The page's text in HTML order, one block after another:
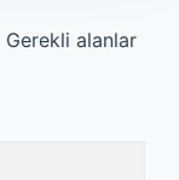
Gerekli alanlar